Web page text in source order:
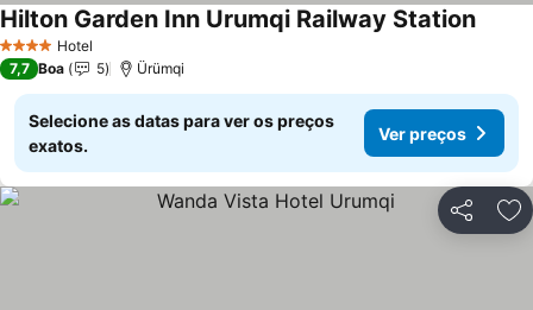
4 EstrelasHotel
Hilton Garden Inn Urumqi Railway StationVer
7,7 Boa 5 Ürümqi
Selecione as datas para ver os preços
exatos.
Ver preços
Partilhar